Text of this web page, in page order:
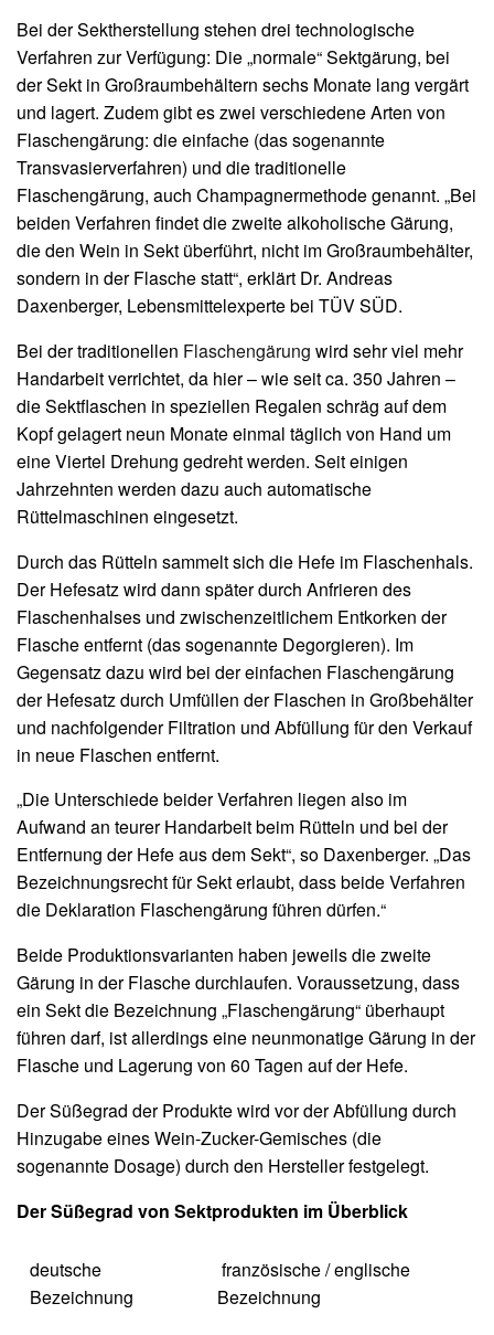
Bei der Sektherstellung stehen drei technologische
Verfahren zur Verfügung: Die „normale“ Sektgärung, bei
der Sekt in Großraumbehältern sechs Monate lang vergärt
und lagert. Zudem gibt es zwei verschiedene Arten von
Flaschengärung: die einfache (das sogenannte
Transvasierverfahren) und die traditionelle
Flaschengärung, auch Champagnermethode genannt. „Bei
beiden Verfahren findet die zweite alkoholische Gärung,
die den Wein in Sekt überführt, nicht im Großraumbehälter,
sondern in der Flasche statt“, erklärt Dr. Andreas
Daxenberger, Lebensmittelexperte bei TÜV SÜD.
Bei der traditionellen Flaschengärung wird sehr viel mehr
Handarbeit verrichtet, da hier – wie seit ca. 350 Jahren –
die Sektflaschen in speziellen Regalen schräg auf dem
Kopf gelagert neun Monate einmal täglich von Hand um
eine Viertel Drehung gedreht werden. Seit einigen
Jahrzehnten werden dazu auch automatische
Rüttelmaschinen eingesetzt.
Durch das Rütteln sammelt sich die Hefe im Flaschenhals.
Der Hefesatz wird dann später durch Anfrieren des
Flaschenhalses und zwischenzeitlichem Entkorken der
Flasche entfernt (das sogenannte Degorgieren). Im
Gegensatz dazu wird bei der einfachen Flaschengärung
der Hefesatz durch Umfüllen der Flaschen in Großbehälter
und nachfolgender Filtration und Abfüllung für den Verkauf
in neue Flaschen entfernt.
„Die Unterschiede beider Verfahren liegen also im
Aufwand an teurer Handarbeit beim Rütteln und bei der
Entfernung der Hefe aus dem Sekt“, so Daxenberger. „Das
Bezeichnungsrecht für Sekt erlaubt, dass beide Verfahren
die Deklaration Flaschengärung führen dürfen.“
Beide Produktionsvarianten haben jeweils die zweite
Gärung in der Flasche durchlaufen. Voraussetzung, dass
ein Sekt die Bezeichnung „Flaschengärung“ überhaupt
führen darf, ist allerdings eine neunmonatige Gärung in der
Flasche und Lagerung von 60 Tagen auf der Hefe.
Der Süßegrad der Produkte wird vor der Abfüllung durch
Hinzugabe eines Wein-Zucker-Gemisches (die
sogenannte Dosage) durch den Hersteller festgelegt.
Der Süßegrad von Sektprodukten im Überblick
deutsche
Bezeichnung
französische / englische
Bezeichnung